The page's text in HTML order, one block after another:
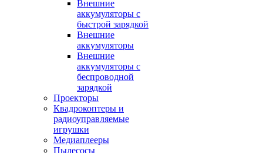
Внешние
аккумуляторы с
быстрой зарядкой
Внешние
аккумуляторы
Внешние
аккумуляторы с
беспроводной
зарядкой
Проекторы
Квадрокоптеры и
радиоуправляемые
игрушки
Медиаплееры
Пылесосы